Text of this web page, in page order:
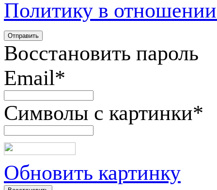
Политику в
Восстановить пароль
Email*
Символы с картинки*
Обновить картинку